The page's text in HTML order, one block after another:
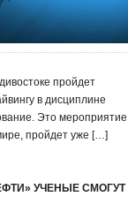
пройдет
в дисциплине
Это
пройдет уже […]
УЧЕНЫЕ СМОГУТ